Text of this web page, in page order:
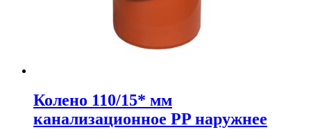
Колено 110/15* мм
канализационное PP наружнее